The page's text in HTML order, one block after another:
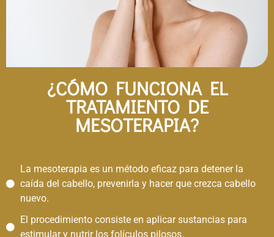
¿CÓMO FUNCIONA EL
TRATAMIENTO DE
MESOTERAPIA?​
La mesoterapia es un método eficaz para detener la
caída del cabello, prevenirla y hacer que crezca cabello
nuevo.
El procedimiento consiste en aplicar sustancias para
estimular y nutrir los folículos pilosos.